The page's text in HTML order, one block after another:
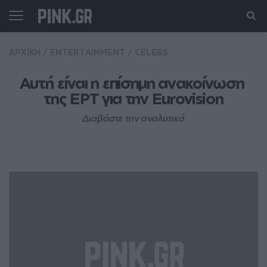
Αυτή είναι η επίσημη ανακοίνωση
της ΕΡΤ για την Eurovision
Διαβάστε την αναλυτικά